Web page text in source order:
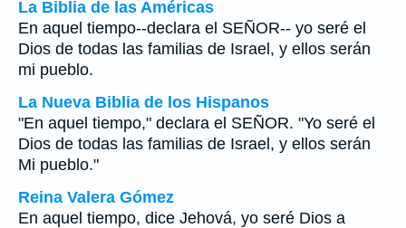
La Biblia de las Américas
En aquel tiempo--declara el SEÑOR-- yo seré el
Dios de todas las familias de Israel, y ellos serán
mi pueblo.
La Nueva Biblia de los Hispanos
"En aquel tiempo," declara el SEÑOR. "Yo seré el
Dios de todas las familias de Israel, y ellos serán
Mi pueblo."
Reina Valera Gómez
En aquel tiempo, dice Jehová, yo seré Dios a